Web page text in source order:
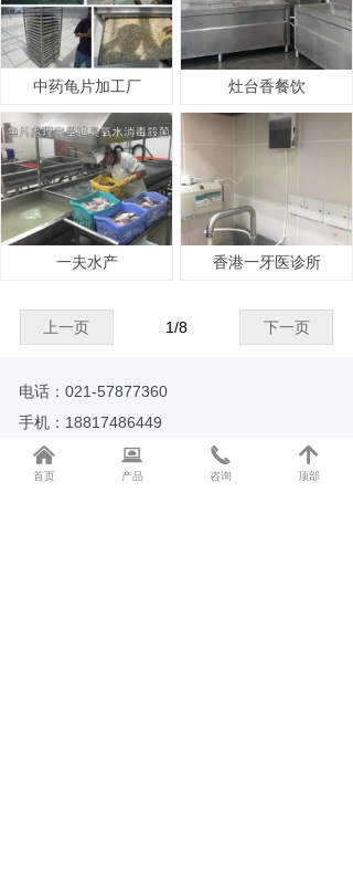
中药龟片加工厂 灶台香餐饮
一夫水产 香港一牙医诊所
上一页 下一页
1/8
电话：021-57877360
手机：18817486449
邮箱：shzondo@163.com
地址：上海市松江区九泾路898号A栋309
낀
首页
뀵
产品
끅
咨询
녕
顶部